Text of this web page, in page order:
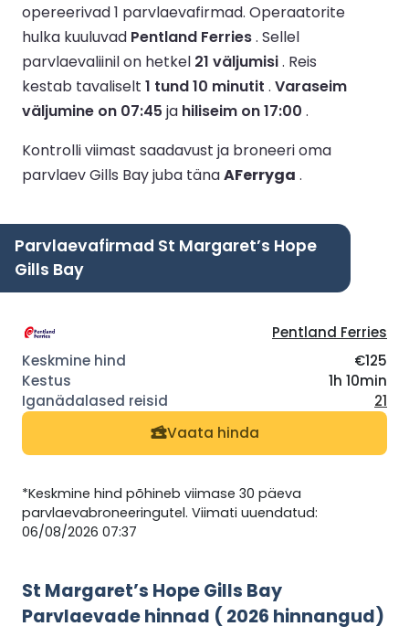
opereerivad 1 parvlaevafirmad. Operaatorite
hulka kuuluvad Pentland Ferries. Sellel
parvlaevaliinil on hetkel 21 väljumisi. Reis
kestab tavaliselt 1 tund 10 minutit . Varaseim
väljumine on 07:45 ja hiliseim on 17:00 .
Kontrolli viimast saadavust ja broneeri oma
parvlaev Gills Bay juba tänaAFerryga .
Parvlaevafirmad St Margaret’s Hope
Gills Bay
Pentland Ferries
€125
1h 10min
21
Vaata hinda
*Keskmine hind põhineb viimase 30 päeva
parvlaevabroneeringutel. Viimati uuendatud:
06/08/2026 07:37
St Margaret’s Hope Gills Bay
Parvlaevade hinnad ( 2026 hinnangud)